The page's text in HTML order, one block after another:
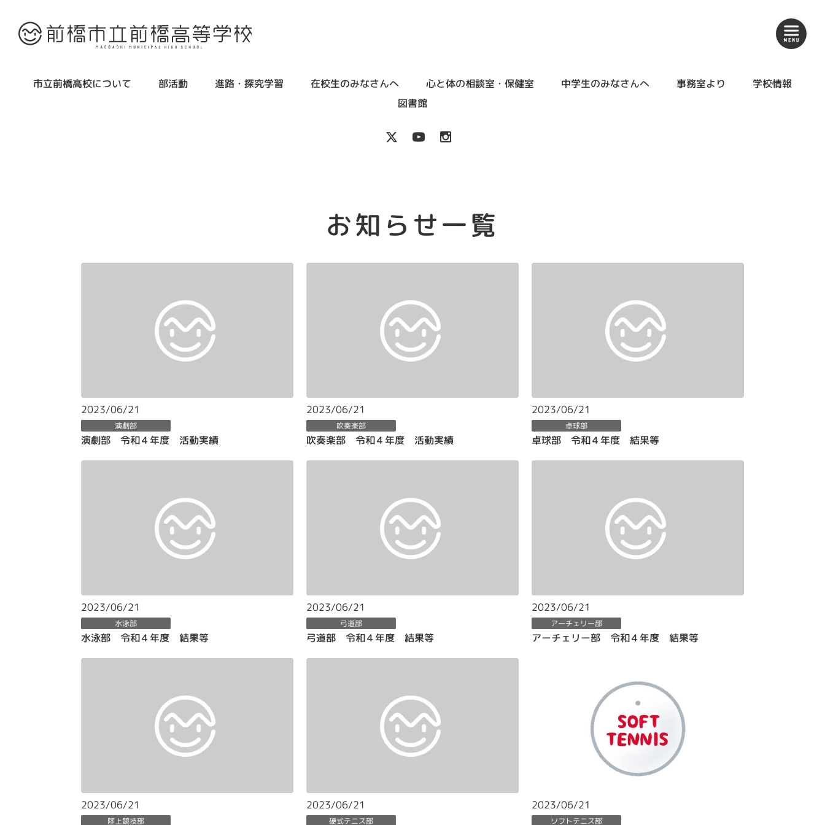
市立前橋高校について 部活動 進路・探究学習 在校生のみなさんへ 心と体の相談室・保健室 中学生のみなさんへ 事務室より 学校情報
図書館
お知らせ一覧
2023/06/21
演劇部
演劇部 令和４年度 活動実績
2023/06/21
吹奏楽部
吹奏楽部 令和４年度 活動実績
2023/06/21
卓球部
卓球部 令和４年度 結果等
2023/06/21
水泳部
水泳部 令和４年度 結果等
2023/06/21
弓道部
弓道部 令和４年度 結果等
2023/06/21
アーチェリー部
アーチェリー部 令和４年度 結果等
2023/06/21
陸上競技部
2023/06/21
硬式テニス部
2023/06/21
ソフトテニス部